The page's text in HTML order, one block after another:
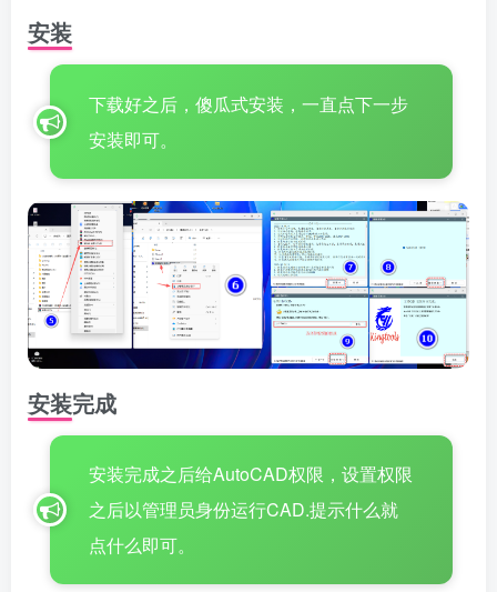
安装
下载好之后，傻瓜式安装，一直点下一步
安装即可。
安装完成
安装完成之后给AutoCAD权限，设置权限
之后以管理员身份运行CAD.提示什么就
点什么即可。